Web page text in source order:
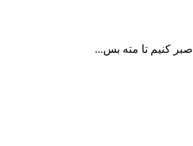
کنیم تا مته بس...